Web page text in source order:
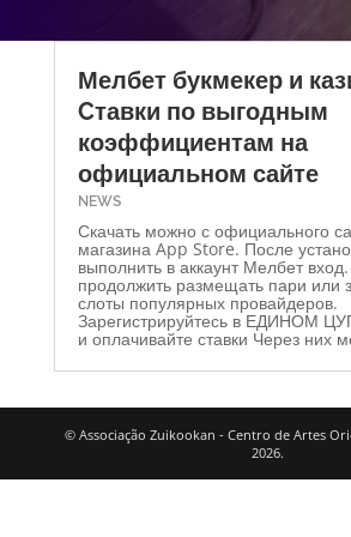
Мелбет букмекер и
Cтавки по выгодным
коэффициентам на
официальном сайте
NEWS
Скачать можно с официального
магазина App Store. После
выполнить в аккаунт Мелбет
продолжить размещать пари или
слоты популярных провайдеров.
Зарегистрируйтесь в ЕДИНОМ
и оплачивайте ставки Через них
© Associação Zuikookan - Centro de Artes
2026.